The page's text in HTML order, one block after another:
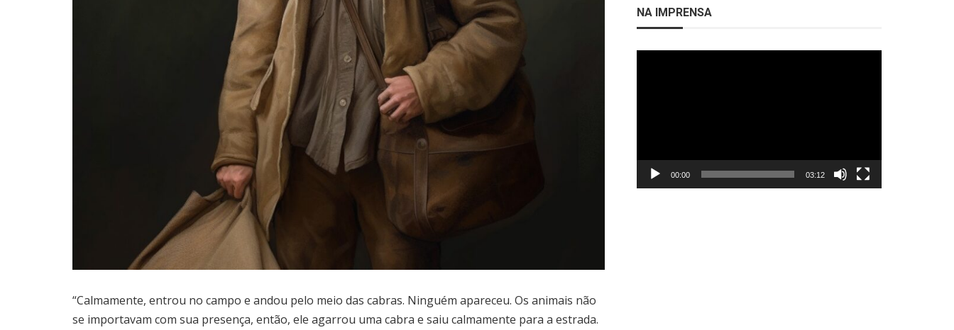
“Calmamente, entrou no campo e andou pelo meio das cabras. Ninguém apareceu. Os animais não
se importavam com sua presença, então, ele agarrou uma cabra e saiu calmamente para a estrada.
NA IMPRENSA
00:00 03:12